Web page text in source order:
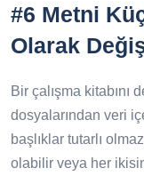
#6 Metni
Olarak
Bir çalışma kitabını
dosyalarından veri
başlıklar tutarlı
olabilir veya her